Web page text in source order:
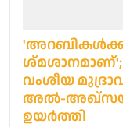
വംശീയ
അൽ-
ഉയർത്തി